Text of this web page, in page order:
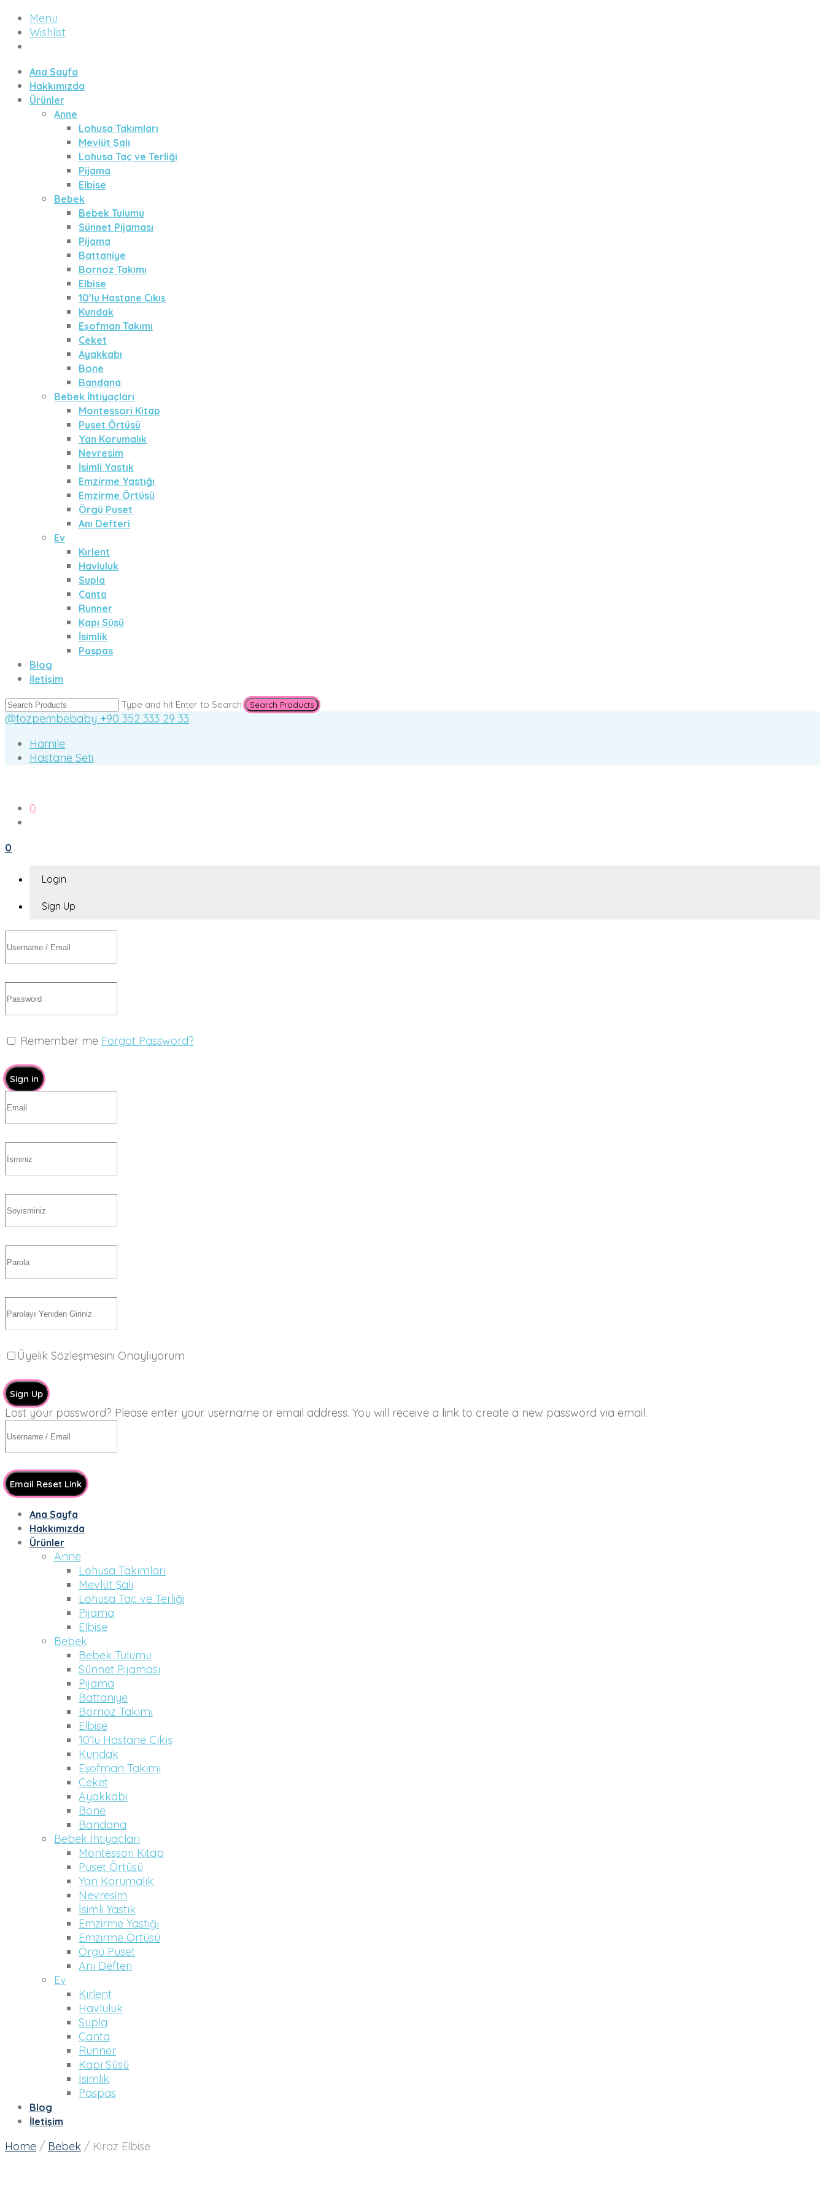
Menu
Wishlist
Ana Sayfa
Hakkımızda
Ürünler
Anne
Lohusa Takımları
Mevlüt Şalı
Lohusa Taç ve Terliği
Pijama
Elbise
Bebek
Bebek Tulumu
Sünnet Pijaması
Pijama
Battaniye
Bornoz Takımı
Elbise
10’lu Hastane Çıkış
Kundak
Eşofman Takımı
Ceket
Ayakkabı
Bone
Bandana
Bebek İhtiyaçları
Montessori Kitap
Puset Örtüsü
Yan Korumalık
Nevresim
İsimli Yastık
Emzirme Yastığı
Emzirme Örtüsü
Örgü Puset
Anı Defteri
Ev
Kırlent
Havluluk
Supla
Çanta
Runner
Kapı Süsü
İsimlik
Paspas
Blog
İletişim
Type and hit Enter to Search
@tozpembebaby +90 352 333 29 33
Hamile
Hastane Seti
0
0
Login
Sign Up
Remember me Forgot Password?
Sign in
Üyelik Sözleşmesini Onaylıyorum
Sign Up
Lost your password? Please enter your username or email address. You will receive a link to create a new password via email.
Email Reset Link
Ana Sayfa
Hakkımızda
Ürünler
Anne
Lohusa Takımları
Mevlüt Şalı
Lohusa Taç ve Terliği
Pijama
Elbise
Bebek
Bebek Tulumu
Sünnet Pijaması
Pijama
Battaniye
Bornoz Takımı
Elbise
10’lu Hastane Çıkış
Kundak
Eşofman Takımı
Ceket
Ayakkabı
Bone
Bandana
Bebek İhtiyaçları
Montessori Kitap
Puset Örtüsü
Yan Korumalık
Nevresim
İsimli Yastık
Emzirme Yastığı
Emzirme Örtüsü
Örgü Puset
Anı Defteri
Ev
Kırlent
Havluluk
Supla
Çanta
Runner
Kapı Süsü
İsimlik
Paspas
Blog
İletişim
Home / Bebek / Kiraz Elbise